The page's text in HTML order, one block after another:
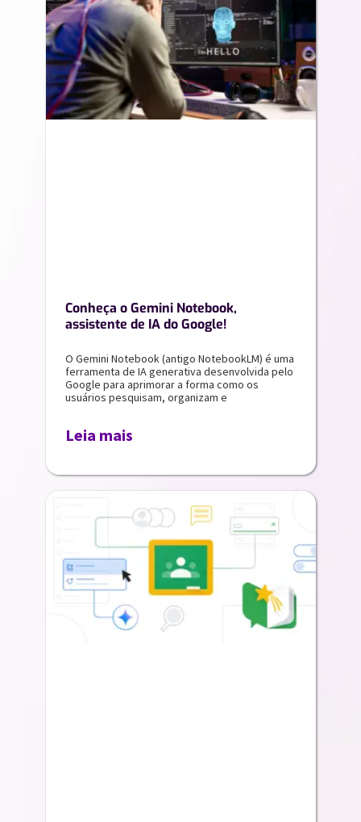
Conheça o Gemini Notebook,
assistente de IA do Google!
O Gemini Notebook (antigo NotebookLM) é uma
ferramenta de IA generativa desenvolvida pelo
Google para aprimorar a forma como os
usuários pesquisam, organizam e
Leia mais